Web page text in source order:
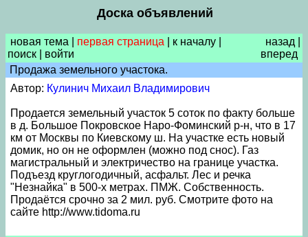
Доска объявлений
новая тема первая страница к началу
поиск
войти
назад
вперед
Продажа земельного участока.
Автор: Кулинич Михаил Владимирович
Продается земельный участок 5 соток по факту больше
в д. Большое Покровское Наро-Фоминский р-н, что в 17
км от Москвы по Киевскому ш. На участке есть новый
домик, но он не оформлен (можно под снос). Газ
магистральный и электричество на границе участка.
Подъезд круглогодичный, асфальт. Лес и речка
"Незнайка" в 500-х метрах. ПМЖ. Собственность.
Продаётся срочно за 2 мил. руб. Смотрите фото на
сайте http://www.tidoma.ru